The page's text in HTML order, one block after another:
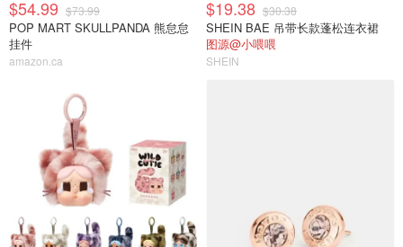
$54.99 $73.99
POP MART SKULLPANDA 熊怠怠
挂件
amazon.ca
$19.38 $30.38
SHEIN BAE 吊带长款蓬松连衣裙
图源@小喂喂
SHEIN